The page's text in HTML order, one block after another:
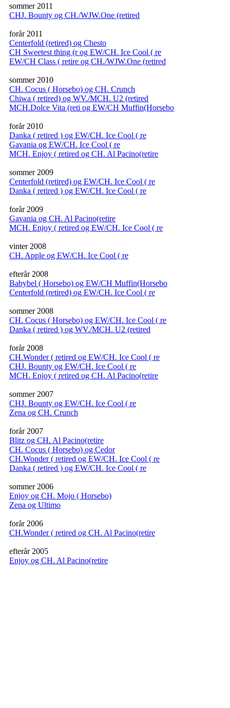
sommer 2011
CHJ. Bounty og CH./WJW.One (retired
forår 2011
Centerfold (retired) og Chesto
CH Sweetest thing (r og EW/CH. Ice Cool ( re
EW/CH Class ( retire og CH./WJW.One (retired
sommer 2010
CH. Cocus ( Horsebo) og CH. Crunch
Chiwa ( retired) og WV./MCH. U2 (retired
MCH.Dolce Vita (reti og EW/CH Muffin(Horsebo
forår 2010
Danka ( retired ) og EW/CH. Ice Cool ( re
Gavania og EW/CH. Ice Cool ( re
MCH. Enjoy ( retired og CH. Al Pacino(retire
sommer 2009
Centerfold (retired) og EW/CH. Ice Cool ( re
Danka ( retired ) og EW/CH. Ice Cool ( re
forår 2009
Gavania og CH. Al Pacino(retire
MCH. Enjoy ( retired og EW/CH. Ice Cool ( re
vinter 2008
CH. Apple og EW/CH. Ice Cool ( re
efterår 2008
Babybel ( Horsebo) og EW/CH Muffin(Horsebo
Centerfold (retired) og EW/CH. Ice Cool ( re
sommer 2008
CH. Cocus ( Horsebo) og EW/CH. Ice Cool ( re
Danka ( retired ) og WV./MCH. U2 (retired
forår 2008
CH.Wonder ( retired og EW/CH. Ice Cool ( re
CHJ. Bounty og EW/CH. Ice Cool ( re
MCH. Enjoy ( retired og CH. Al Pacino(retire
sommer 2007
CHJ. Bounty og EW/CH. Ice Cool ( re
Zena og CH. Crunch
forår 2007
Blitz og CH. Al Pacino(retire
CH. Cocus ( Horsebo) og Cedor
CH.Wonder ( retired og EW/CH. Ice Cool ( re
Danka ( retired ) og EW/CH. Ice Cool ( re
sommer 2006
Enjoy og CH. Mojo ( Horsebo)
Zena og Ultimo
forår 2006
CH.Wonder ( retired og CH. Al Pacino(retire
efterår 2005
Enjoy og CH. Al Pacino(retire